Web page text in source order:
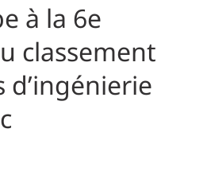
à la 6e
classement